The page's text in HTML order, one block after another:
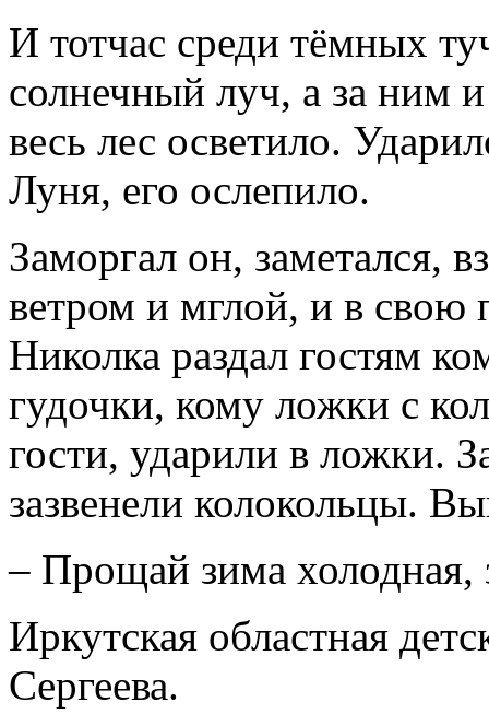
И тотчас среди тёмных
солнечный луч, а за ним
весь лес осветило.
Луня, его ослепило.
Заморгал он, заметался,
ветром и мглой, и в свою
Николка раздал гостям
гудочки, кому ложки с
гости, ударили в ложки.
зазвенели колокольцы.
– Прощай зима холодная,
Иркутская областная
Сергеева.